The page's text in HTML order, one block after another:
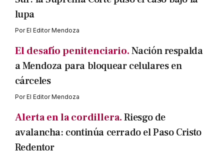
lupa
PorEl Editor Mendoza
El desafío penitenciario.Nación respalda
a Mendoza para bloquear celulares en
cárceles
PorEl Editor Mendoza
Alerta en la cordillera.Riesgo de
avalancha: continúa cerrado el Paso Cristo
Redentor